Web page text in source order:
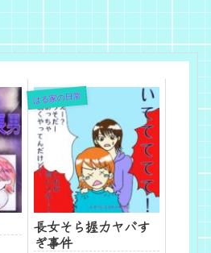
はる家の日常
長女そら握力ヤバす
ぎ事件